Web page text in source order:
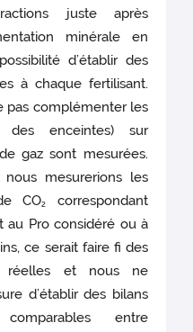
juste après
minérale en
d’établir des
à chaque fertilisant.
pas complémenter les
des enceintes) sur
gaz sont mesurées.
mesurerions les
CO2
correspondant
Pro considéré ou à
ce serait faire fi des
réelles et nous ne
d’établir des bilans
entre